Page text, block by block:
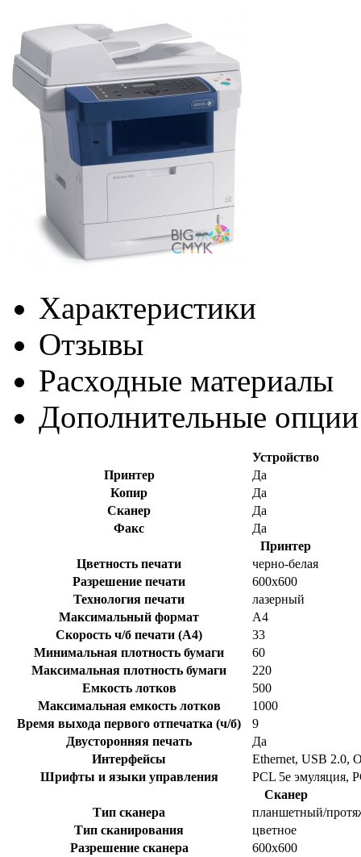
Характеристики
Отзывы
Раcходные материалы
Дополнительные опции
Устройство
Принтер
Да
Копир
Да
Сканер
Да
Факс
Да
Принтер
Цветность печати
черно-белая
Разрешение печати
600x600
Технология печати
лазерный
Максимальный формат
A4
Скорость ч/б печати (A4)
33
Минимальная плотность бумаги
60
Максимальная плотность бумаги
220
Емкость лотков
500
Максимальная емкость лотков
1000
Время выхода первого отпечатка (ч/б)
9
Двусторонняя печать
Да
Интерфейсы
Ethernet, USB 2.0,
Шрифты и языки управления
PCL 5e эмуляция,
Сканер
Тип сканера
планшетный/
Тип сканирования
цветное
Разрешение сканера
600x600